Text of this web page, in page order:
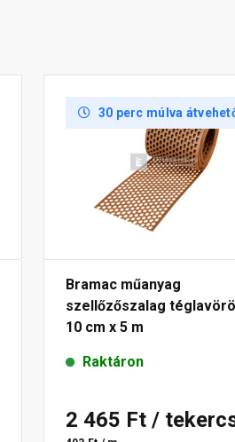
30 perc múlva
Bramac műanyag
szellőzőszalag
10 cm x 5 m
Raktáron
2 465 Ft /